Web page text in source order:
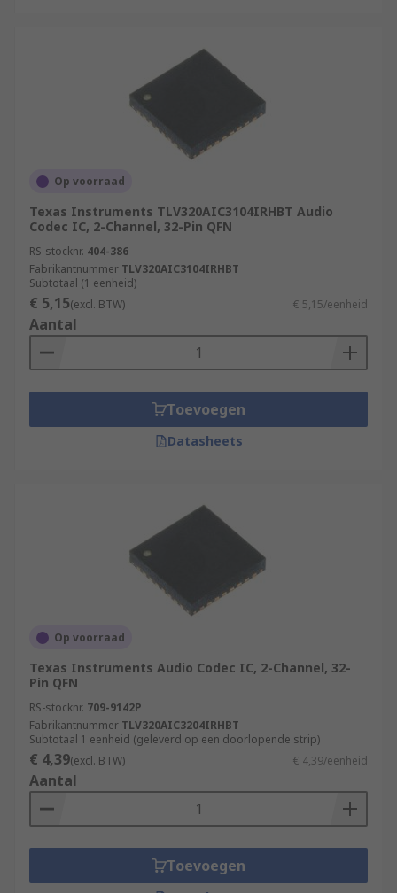
Op voorraad
Texas Instruments TLV320AIC3104IRHBT Audio
Codec IC, 2-Channel, 32-Pin QFN
RS-stocknr. 404-386
Fabrikantnummer TLV320AIC3104IRHBT
Subtotaal (1 eenheid)
€ 5,15(excl. BTW) € 5,15/eenheid
Aantal
Toevoegen
Datasheets
Op voorraad
Texas Instruments Audio Codec IC, 2-Channel, 32-
Pin QFN
RS-stocknr. 709-9142P
Fabrikantnummer TLV320AIC3204IRHBT
Subtotaal 1 eenheid (geleverd op een doorlopende strip)
€ 4,39(excl. BTW) € 4,39/eenheid
Aantal
Toevoegen